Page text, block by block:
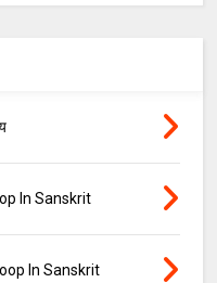
In Sanskrit
In Sanskrit